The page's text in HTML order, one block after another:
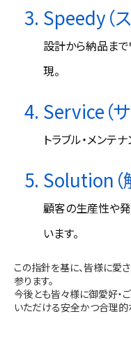
Speedy（
設計から納品まで
現。
Service（
トラブル・メンテ
Solution（
顧客の生産性や
います。
この指針を基に、皆様に愛
参ります。
今後とも皆々様に御愛好・
いただける安全かつ合理的